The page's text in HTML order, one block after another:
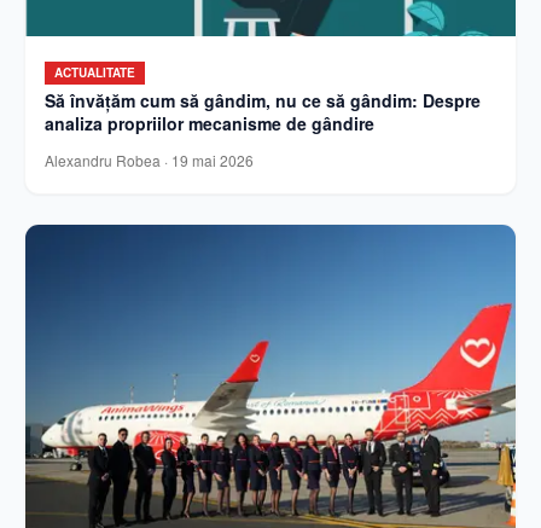
ACTUALITATE
Să învățăm cum să gândim, nu ce să gândim: Despre
analiza propriilor mecanisme de gândire
Alexandru Robea · 19 mai 2026